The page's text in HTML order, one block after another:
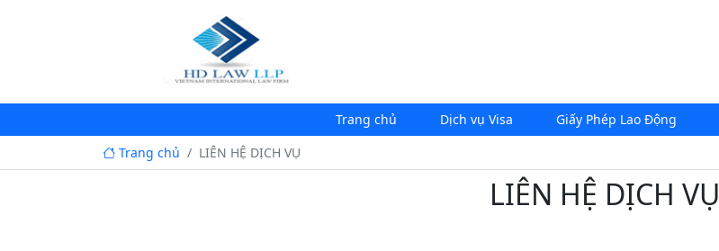
Trang chủ Dịch vụ Visa Giấy Phép Lao Động
Trang chủ
LIÊN HỆ DỊCH VỤ
LIÊN HỆ DỊCH VỤ